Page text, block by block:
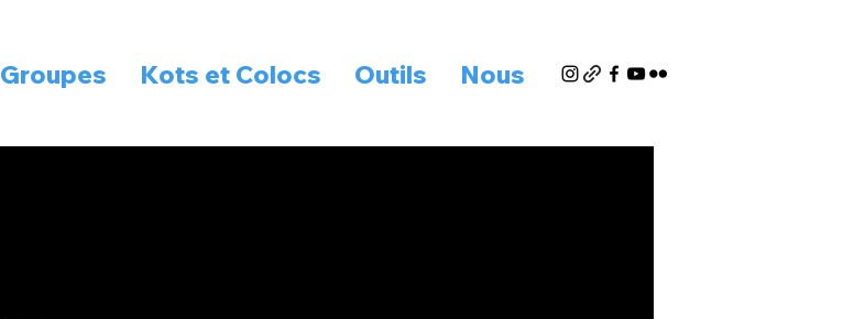
Groupes Kots et Colocs Outils Nous